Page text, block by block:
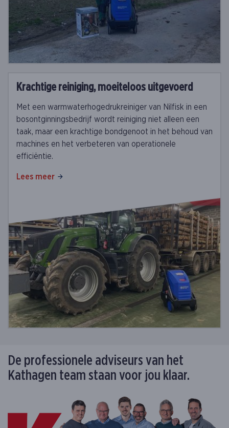
Krachtige reiniging, moeiteloos uitgevoerd
Met een warmwaterhogedrukreiniger van Nilfisk in een
bosontginningsbedrijf wordt reiniging niet alleen een
taak, maar een krachtige bondgenoot in het behoud van
machines en het verbeteren van operationele
efficiëntie.
Lees meer
De professionele adviseurs van het
Kathagen team staan voor jou klaar.